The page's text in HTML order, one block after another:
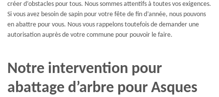
créer d’obstacles pour tous. Nous sommes attentifs à toutes vos exigences.
Si vous avez besoin de sapin pour votre fête de fin d’année, nous pouvons
en abattre pour vous. Nous vous rappelons toutefois de demander une
autorisation auprès de votre commune pour pouvoir le faire.
Notre intervention pour
abattage d’arbre pour Asques